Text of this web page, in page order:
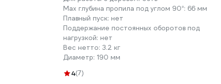
Max глубина пропила под углом 90°: 66 мм
Плавный пуск: нет
Поддержание постоянных оборотов под
нагрузкой: нет
Вес нетто: 3.2 кг
Диаметр: 190 мм
4(7)